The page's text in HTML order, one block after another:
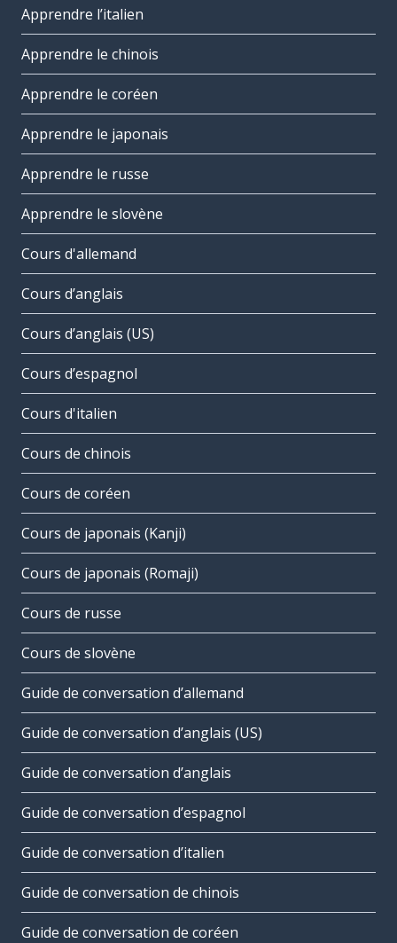
Apprendre l’italien
Apprendre le chinois
Apprendre le coréen
Apprendre le japonais
Apprendre le russe
Apprendre le slovène
Cours d'allemand
Cours d’anglais
Cours d’anglais (US)
Cours d’espagnol
Cours d'italien
Cours de chinois
Cours de coréen
Cours de japonais (Kanji)
Cours de japonais (Romaji)
Cours de russe
Cours de slovène
Guide de conversation d’allemand
Guide de conversation d’anglais (US)
Guide de conversation d’anglais
Guide de conversation d’espagnol
Guide de conversation d’italien
Guide de conversation de chinois
Guide de conversation de coréen